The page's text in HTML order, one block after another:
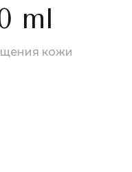
ml
кожи